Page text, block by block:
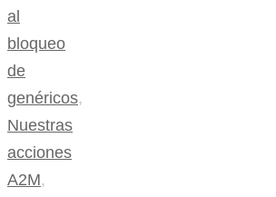
al
bloqueo
de
genéricos,
Nuestras
acciones
A2M,